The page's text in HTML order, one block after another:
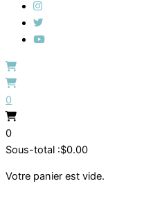
0
0
Sous-total :$0.00
Votre panier est vide.